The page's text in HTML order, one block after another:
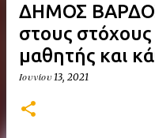
ΔΗΜΟΣ
στους στόχους
μαθητής και
Ιουνίου 13, 2021